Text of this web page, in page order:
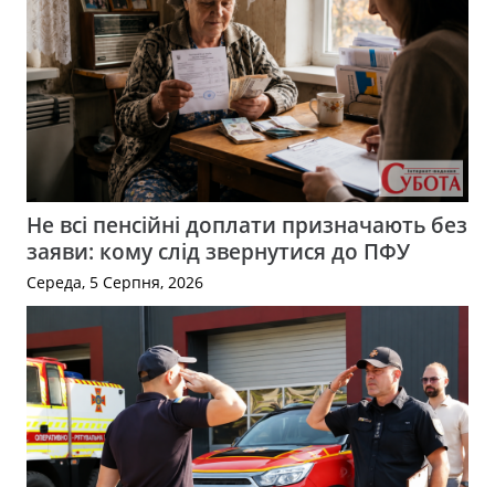
Не всі пенсійні доплати призначають без
заяви: кому слід звернутися до ПФУ
Середа, 5 Серпня, 2026